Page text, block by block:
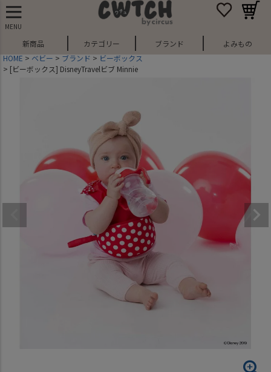
MENU
新商品 カテゴリー ブランド
よみもの
HOME
ベビー ブランド
ビーボックス
[ビーボックス] DisneyTravelビブ Minnie